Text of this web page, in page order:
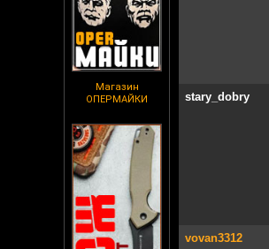
Магазин
ОПЕРМАЙКИ
stary_dobry
vovan3312